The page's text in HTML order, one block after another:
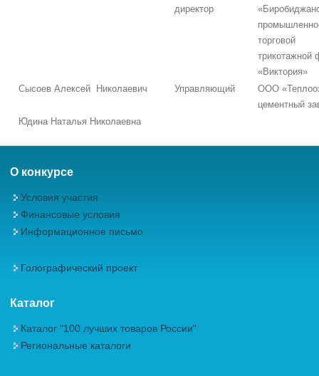
директор
торговой
трикотажной
«Виктория»
Сысоев Алексей Николаевич
Управляющий
ООО
цементный
Юдина Наталья Николаевна
О конкурсе
Условия участия
Финансовые условия
Информационное письмо
Голографический проект
Каталог
Каталог "100 лучших товаров России"
Региональные каталоги